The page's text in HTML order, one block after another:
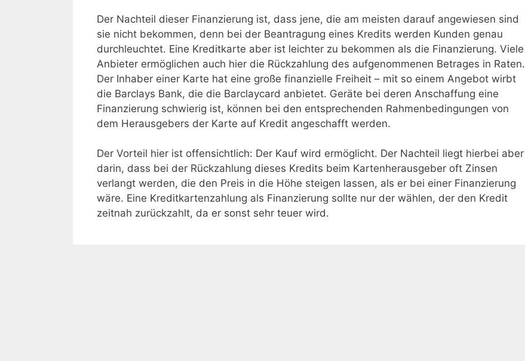
Der Nachteil dieser Finanzierung ist, dass jene, die am meisten darauf angewiesen sind
sie nicht bekommen, denn bei der Beantragung eines Kredits werden Kunden genau
durchleuchtet. Eine Kreditkarte aber ist leichter zu bekommen als die Finanzierung. Viele
Anbieter ermöglichen auch hier die Rückzahlung des aufgenommenen Betrages in Raten.
Der Inhaber einer Karte hat eine große finanzielle Freiheit – mit so einem Angebot wirbt
die Barclays Bank, die die Barclaycard anbietet. Geräte bei deren Anschaffung eine
Finanzierung schwierig ist, können bei den entsprechenden Rahmenbedingungen von
dem Herausgebers der Karte auf Kredit angeschafft werden.
Der Vorteil hier ist offensichtlich: Der Kauf wird ermöglicht. Der Nachteil liegt hierbei aber
darin, dass bei der Rückzahlung dieses Kredits beim Kartenherausgeber oft Zinsen
verlangt werden, die den Preis in die Höhe steigen lassen, als er bei einer Finanzierung
wäre. Eine Kreditkartenzahlung als Finanzierung sollte nur der wählen, der den Kredit
zeitnah zurückzahlt, da er sonst sehr teuer wird.